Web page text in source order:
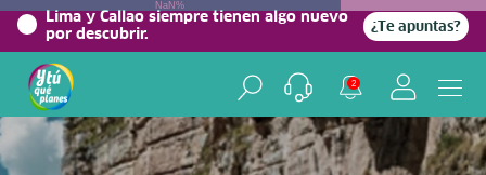
Lima y Callao siempre tienen algo nuevo
por descubrir.
¿Te apuntas?
2
NaN%